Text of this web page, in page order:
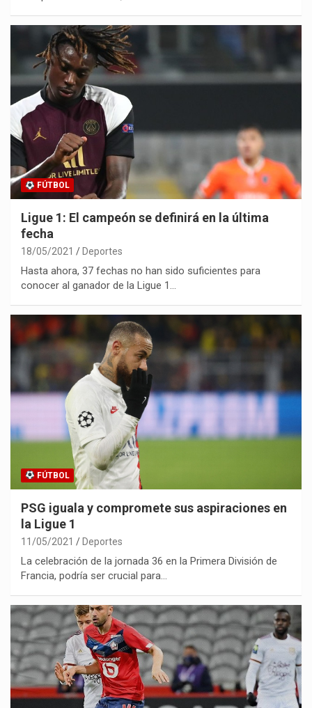
FÚTBOL
Ligue 1: El campeón se definirá en la última
fecha
18/05/2021 Deportes
Hasta ahora, 37 fechas no han sido suficientes para
conocer al ganador de la Ligue 1…
FÚTBOL
PSG iguala y compromete sus aspiraciones en
la Ligue 1
11/05/2021 Deportes
La celebración de la jornada 36 en la Primera División de
Francia, podría ser crucial para…